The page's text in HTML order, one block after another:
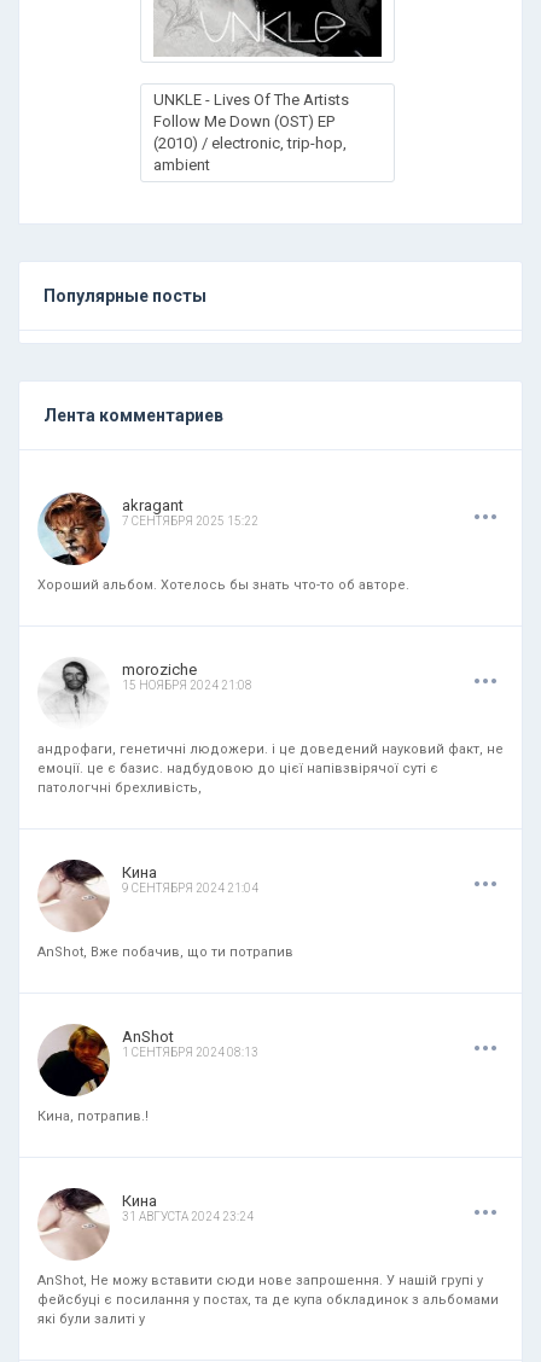
UNKLE - Lives Of The Artists
Follow Me Down (OST) ЕР
(2010) / electronic, trip-hop,
ambient
Популярные посты
Лента комментариев
akragant
7 СЕНТЯБРЯ 2025 15:22 ...
Хороший альбом. Хотелось бы знать что-то об авторе.
moroziche
15 НОЯБРЯ 2024 21:08 ...
андрофаги, генетичні людожери. і це доведений науковий факт, не
емоції. це є базис. надбудовою до цієї напівзвірячої суті є
патологчні брехливість,
Кина
9 СЕНТЯБРЯ 2024 21:04 ...
AnShot, Вже побачив, що ти потрапив
AnShot
1 СЕНТЯБРЯ 2024 08:13 ...
Кина, потрапив.!
Кина
31 АВГУСТА 2024 23:24 ...
AnShot, Не можу вставити сюди нове запрошення. У нашій групі у
фейсбуці є посилання у постах, та де купа обкладинок з альбомами
які були залиті у